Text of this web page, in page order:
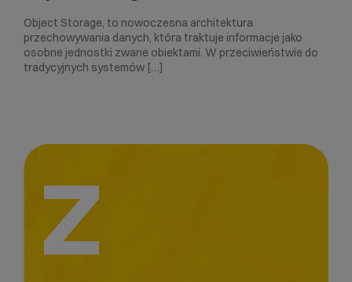
Object Storage, to nowoczesna architektura
przechowywania danych, która traktuje informacje jako
osobne jednostki zwane obiektami. W przeciwieństwie do
tradycyjnych systemów […]
Z